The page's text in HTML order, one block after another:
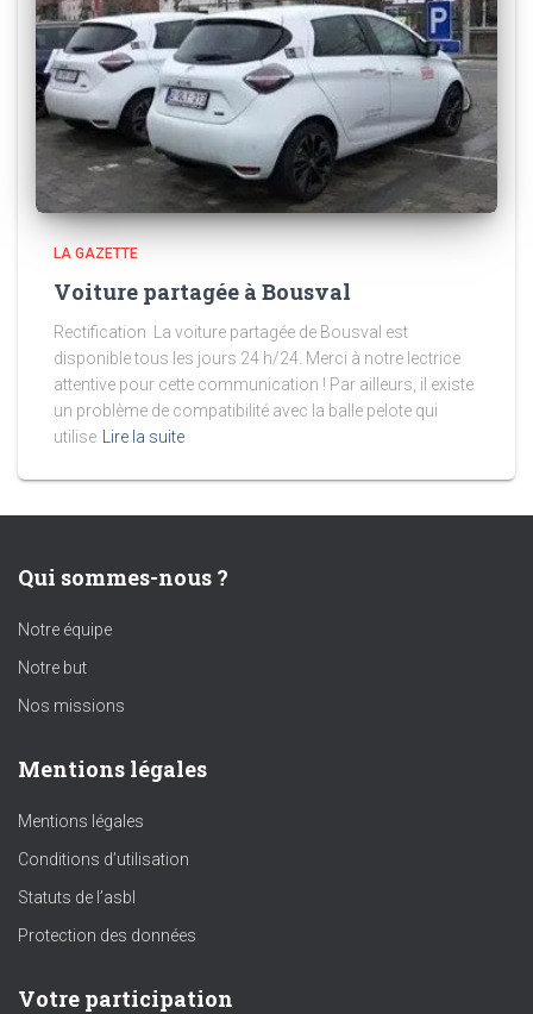
LA GAZETTE
Voiture partagée à Bousval
Rectification La voiture partagée de Bousval est
disponible tous les jours 24 h/24. Merci à notre lectrice
attentive pour cette communication ! Par ailleurs, il existe
un problème de compatibilité avec la balle pelote qui
utilise
Lire la suite
Qui sommes-nous ?
Notre équipe
Notre but
Nos missions
Mentions légales
Mentions légales
Conditions d’utilisation
Statuts de l’asbl
Protection des données
Votre participation